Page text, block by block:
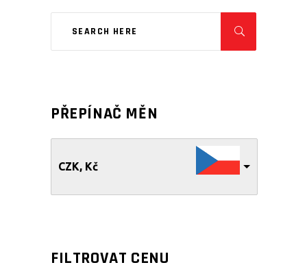
PŘEPÍNAČ MĚN
CZK, Kč
FILTROVAT CENU